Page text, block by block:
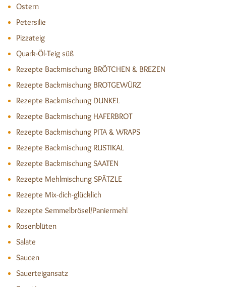
Ostern
Petersilie
Pizzateig
Quark-Öl-Teig süß
Rezepte Backmischung BRÖTCHEN & BREZEN
Rezepte Backmischung BROTGEWÜRZ
Rezepte Backmischung DUNKEL
Rezepte Backmischung HAFERBROT
Rezepte Backmischung PITA & WRAPS
Rezepte Backmischung RUSTIKAL
Rezepte Backmischung SAATEN
Rezepte Mehlmischung SPÄTZLE
Rezepte Mix-dich-glücklich
Rezepte Semmelbrösel/Paniermehl
Rosenblüten
Salate
Saucen
Sauerteigansatz